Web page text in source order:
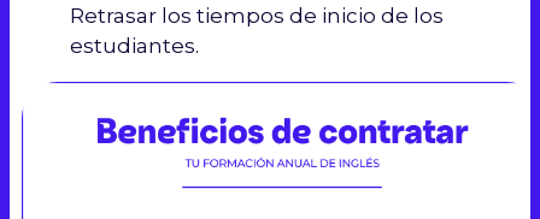
Retrasar los tiempos de inicio de los
estudiantes.